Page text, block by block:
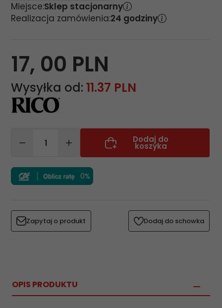
Miejsce:Sklep stacjonarny
Realizacja zamówienia:24 godziny
17, 00 PLN
Wysyłka od: 11.37 PLN
Dodaj do
koszyka
0%
Zapytaj o produkt Dodaj do schowka
OPIS PRODUKTU